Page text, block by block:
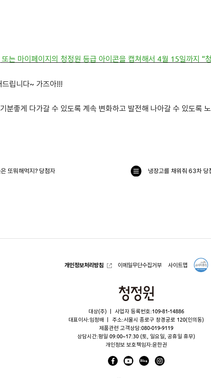
는 마이페이지의 청정원 등급 아이콘을 캡쳐해서 4월 15일까지 “
드립니다~ 가즈아!!!
분좋게 다가갈 수 있도록 계속 변화하고 발전해 나아갈 수 있도록
또뭐해먹지? 당첨자
목
개인정보처리방침 이메일무단수집거부 사이트맵
청
원
대상(주)
사업자 등록번호:109-81-14886
대표이사:임정배
주소:서울시 종로구 창경궁로 120(인의동)
제품관련 고객상담:080-019-9119
상담시간:평일 09:00~17:30 (토, 일요일, 공휴일 휴무)
개인정보 보호책임자:윤한권